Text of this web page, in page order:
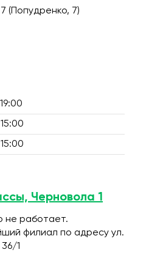
(Попудренко, 7)
Черновола 1
не работает.
филиал по адресу ул.
1